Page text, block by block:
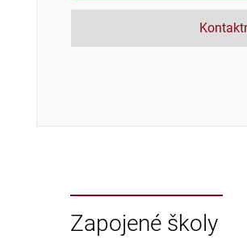
Zapojené školy